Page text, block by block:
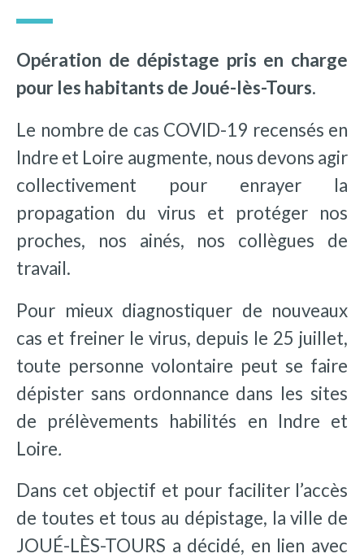
Opération de dépistage pris en charge
pour les habitants de Joué-lès-Tours.
Le nombre de cas COVID-19 recensés en
Indre et Loire augmente, nous devons agir
collectivement pour enrayer la
propagation du virus et protéger nos
proches, nos ainés, nos collègues de
travail.
Pour mieux diagnostiquer de nouveaux
cas et freiner le virus, depuis le 25 juillet,
toute personne volontaire peut se faire
dépister sans ordonnance dans les sites
de prélèvements habilités en Indre et
Loire.
Dans cet objectif et pour faciliter l’accès
de toutes et tous au dépistage, la ville de
JOUÉ-LÈS-TOURS a décidé, en lien avec